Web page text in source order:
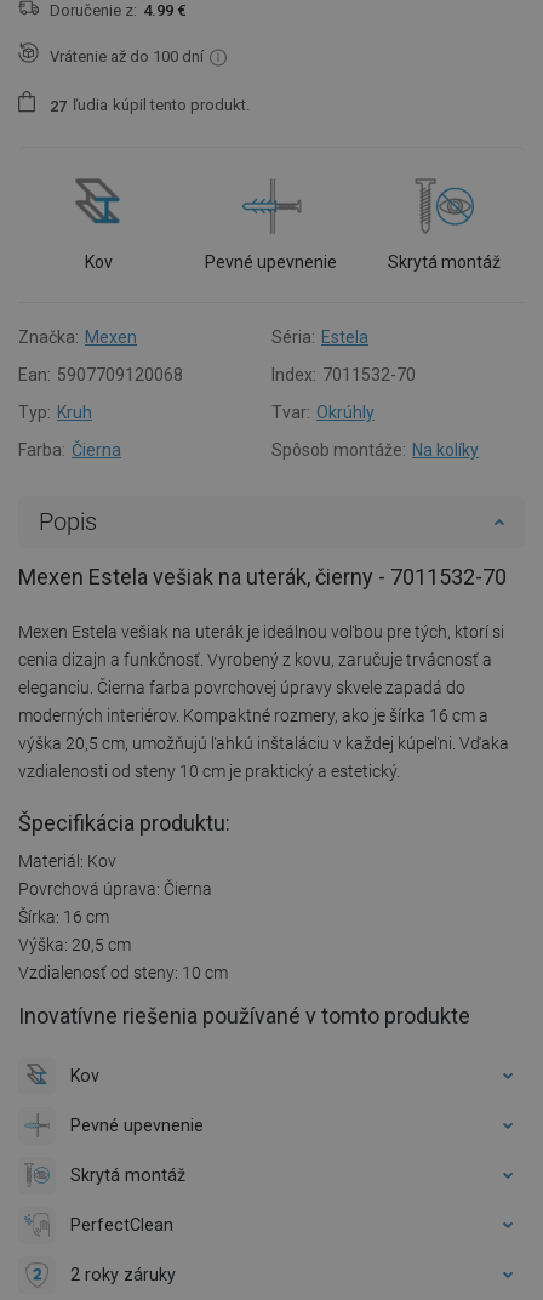
Doručenie z: 4.99 €
Vrátenie až do 100 dní
27 ľudia kúpil tento produkt.
Kov Pevné upevnenie Skrytá montáž
Značka: Mexen Séria: Estela
Ean: 5907709120068 Index: 7011532-70
Typ: Kruh Tvar: Okrúhly
Farba: Čierna Spôsob montáže: Na kolíky
Popis
Mexen Estela vešiak na uterák, čierny - 7011532-70
Mexen Estela vešiak na uterák je ideálnou voľbou pre tých, ktorí si
cenia dizajn a funkčnosť. Vyrobený z kovu, zaručuje trvácnosť a
eleganciu. Čierna farba povrchovej úpravy skvele zapadá do
moderných interiérov. Kompaktné rozmery, ako je šírka 16 cm a
výška 20,5 cm, umožňujú ľahkú inštaláciu v každej kúpeľni. Vďaka
vzdialenosti od steny 10 cm je praktický a estetický.
Špecifikácia produktu:
Materiál: Kov
Povrchová úprava: Čierna
Šírka: 16 cm
Výška: 20,5 cm
Vzdialenosť od steny: 10 cm
Inovatívne riešenia používané v tomto produkte
Kov
Pevné upevnenie
Skrytá montáž
PerfectClean
2 roky záruky